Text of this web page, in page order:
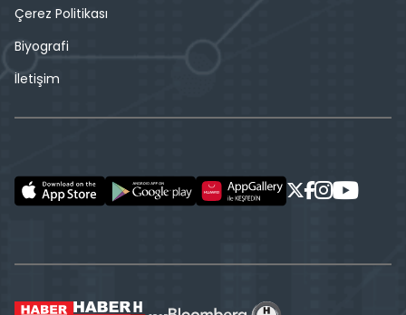
Çerez Politikası
Biyografi
İletişim